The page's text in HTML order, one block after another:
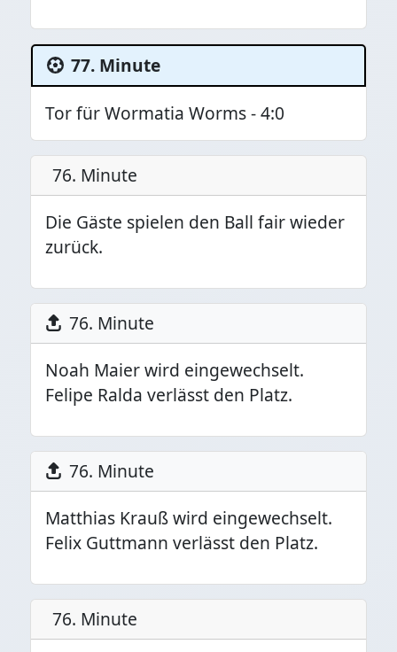
77. Minute
Tor für Wormatia Worms - 4:0
76. Minute
Die Gäste spielen den Ball fair wieder
zurück.
76. Minute
Noah Maier wird eingewechselt.
Felipe Ralda verlässt den Platz.
76. Minute
Matthias Krauß wird eingewechselt.
Felix Guttmann verlässt den Platz.
76. Minute